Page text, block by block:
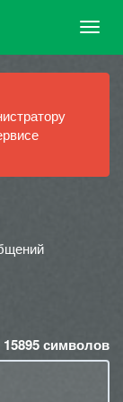
15895символов